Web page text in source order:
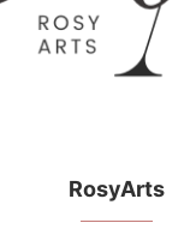
RosyArts